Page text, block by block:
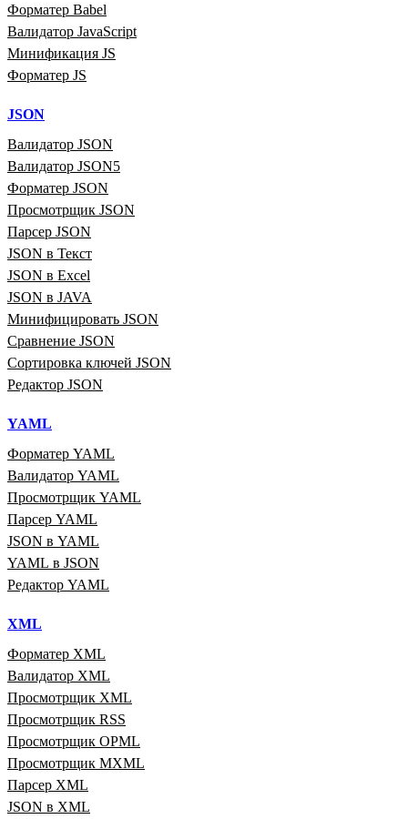
Форматер Babel
Валидатор JavaScript
Минификация JS
Форматер JS
JSON
Валидатор JSON
Валидатор JSON5
Форматер JSON
Просмотрщик JSON
Парсер JSON
JSON в Текст
JSON в Excel
JSON в JAVA
Минифицировать JSON
Сравнение JSON
Сортировка ключей JSON
Редактор JSON
YAML
Форматер YAML
Валидатор YAML
Просмотрщик YAML
Парсер YAML
JSON в YAML
YAML в JSON
Редактор YAML
XML
Форматер XML
Валидатор XML
Просмотрщик XML
Просмотрщик RSS
Просмотрщик OPML
Просмотрщик MXML
Парсер XML
JSON в XML